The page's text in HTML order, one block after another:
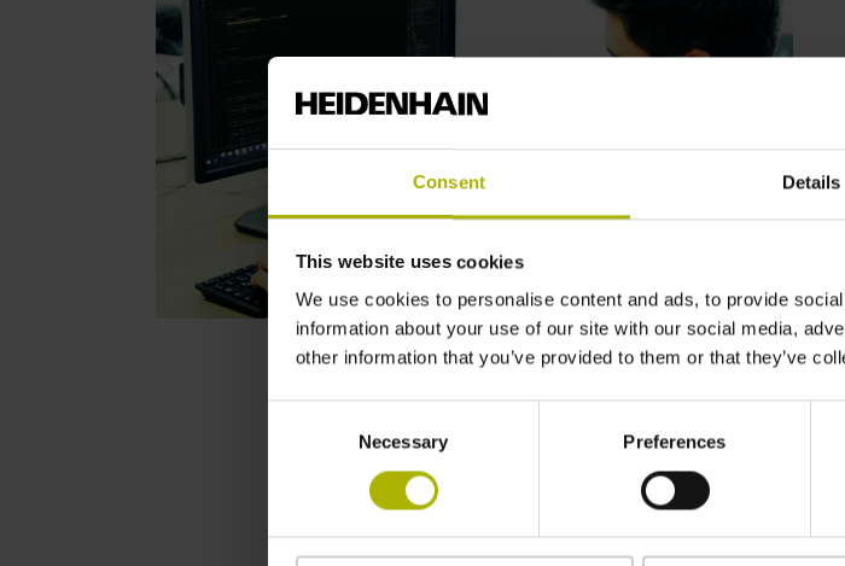
Consent Details
This website uses cookies
We use cookies to personalise content and ads, to provide
information about your use of our site with our social media,
other information that you’ve provided to them or that they’ve
Necessary Preferences